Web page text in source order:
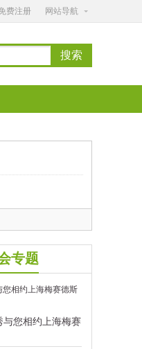
费注册 网站导航
搜索
专题
与您相约上海梅赛